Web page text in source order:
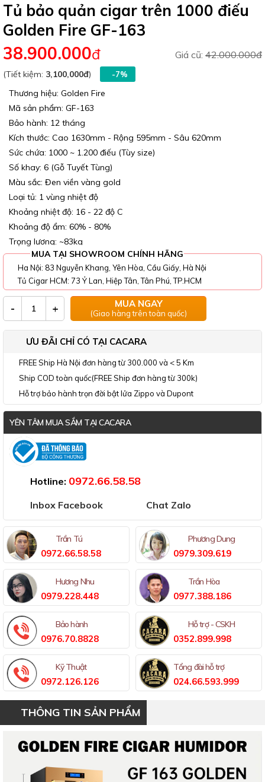
Tủ bảo quản cigar trên 1000 điếu
Golden Fire GF-163
Giá cũ: 42.000.000đ
38.900.000đ
(Tiết kiệm: 3,100,000đ) -7%
Thương hiệu: Golden Fire
Mã sản phẩm: GF-163
Bảo hành: 12 tháng
Kích thước: Cao 1630mm - Rộng 595mm - Sâu 620mm
Sức chứa: 1000 ~ 1.200 điếu (Tùy size)
Số khay: 6 (Gỗ Tuyết Tùng)
Màu sắc: Đen viền vàng gold
Loại tủ: 1 vùng nhiệt độ
Khoảng nhiệt độ: 16 - 22 độ C
Khoảng độ ẩm: 60% - 80%
Trọng lượng: ~83kg
MUA TẠI SHOWROOM CHÍNH HÃNG
Ha Nội: 83 Nguyễn Khang, Yên Hòa, Cầu Giấy, Hà Nội
Tủ Cigar HCM: 73 Ỷ Lan, Hiệp Tân, Tân Phú, TP.HCM
- + MUA NGAY
(Giao hàng trên toàn quốc)
ƯU ĐÃI CHỈ CÓ TẠI CACARA
FREE Ship Hà Nội đơn hàng từ 300.000 và < 5 Km
Ship COD toàn quốc(FREE Ship đơn hàng từ 300k)
Hỗ trợ bảo hành trọn đời bật lửa Zippo và Dupont
YÊN TÂM MUA SẮM TẠI CACARA
Hotline: 0972.66.58.58
Inbox Facebook Chat Zalo
Trần Tú
0972.66.58.58
Phương Dung
0979.309.619
Hương Nhu
0979.228.448
Trần Hòa
0977.388.186
Bảo hành
0976.70.8828
Hỗ trợ - CSKH
0352.899.998
Kỹ Thuật
0972.126.126
Tổng đài hỗ trợ
024.66.593.999
THÔNG TIN SẢN PHẨM